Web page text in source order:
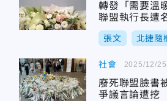
轉發「需要溫
聯盟執行長遭
張文 北捷隨
社會
廢死聯盟臉書
爭議言論遭挖
2025/12/